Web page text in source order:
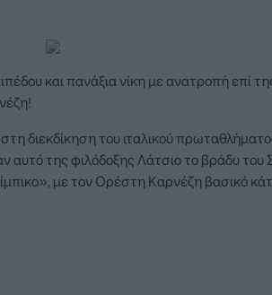
και πανάξια νίκη με ανατροπή επί
διεκδίκηση του ιταλικού
της φιλόδοξης Λάτσιο το βράδυ
με τον Ορέστη Καρνέζη βασικό